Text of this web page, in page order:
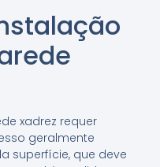
xadrez requer
geralmente
superfície, que deve